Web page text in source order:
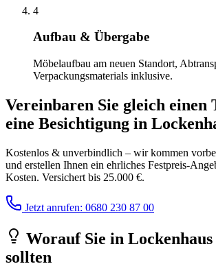
4
Aufbau & Übergabe
Möbelaufbau am neuen Standort,
Verpackungsmaterials inklusive.
Vereinbaren Sie gleich
eine Besichtigung in
Kostenlos & unverbindlich – wir kommen
und erstellen Ihnen ein ehrliches Festpreis-
Kosten. Versichert bis 25.000 €.
Jetzt anrufen: 0680 230 87 00
Worauf Sie in Lockenhaus
sollten